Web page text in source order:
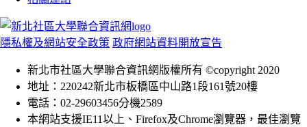
隱私權及網站安全政策 政府網站資料開放宣告
新北市社區大學聯合資訊網版權所有 ©copyright 2020
地址：220242新北市板橋區中山路1段161號20樓
電話：02-29603456分機2589
本網站支援IE11以上、Firefox及Chrome瀏覽器，最佳瀏覽